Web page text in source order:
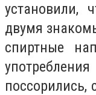
установили,
двумя
спиртные
поссорились,